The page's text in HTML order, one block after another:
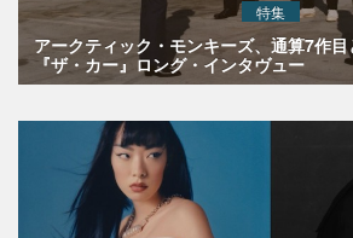
特集
アークティック・モンキーズ、通算7作
『ザ・カー』ロング・インタヴュー